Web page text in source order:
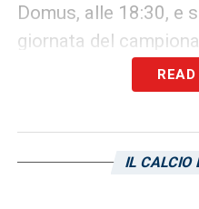
Domus, alle 18:30, e
giornata del
2023/2024. A
sardi si sono
Zito Luvumbo .
READ
IL CALCIO